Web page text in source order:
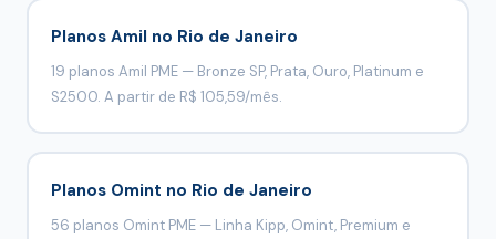
Planos Amil no Rio de Janeiro
19 planos Amil PME — Bronze SP, Prata, Ouro, Platinum e
S2500. A partir de R$ 105,59/mês.
Planos Omint no Rio de Janeiro
56 planos Omint PME — Linha Kipp, Omint, Premium e